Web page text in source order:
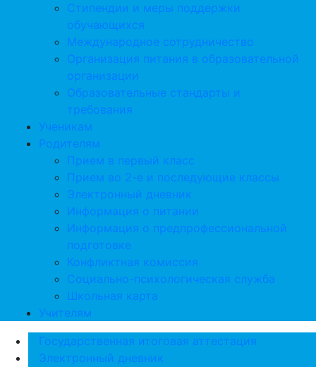
Стипендии и меры поддержки
обучающихся
Международное сотрудничество
Организация питания в образовательной
организации
Образовательные стандарты и
требования
Ученикам
Родителям
Прием в первый класс
Прием во 2-е и последующие классы
Электронный дневник
Информация о питании
Информация о предпрофессиональной
подготовке
Конфликтная комиссия
Социально-психологическая служба
Школьная карта
Учителям
Государственная итоговая аттестация
Электронный дневник